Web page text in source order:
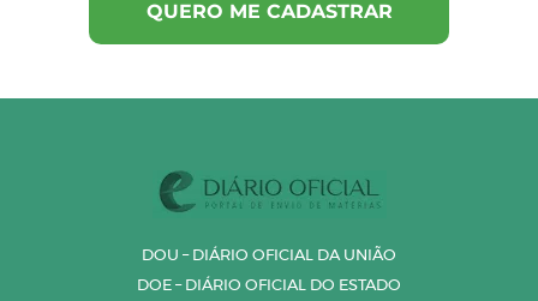
DOU – DIÁRIO OFICIAL DA UNIÃO
DOE – DIÁRIO OFICIAL DO ESTADO